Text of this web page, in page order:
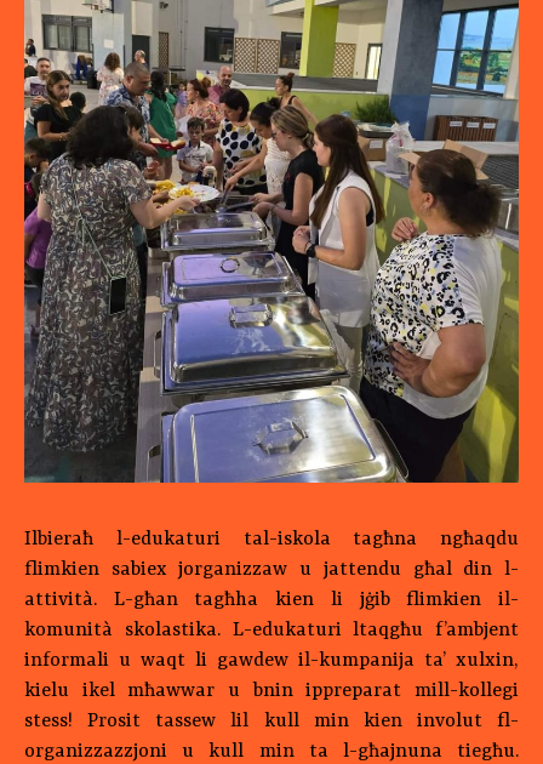
Ilbieraħ l-edukaturi tal-iskola tagħna ngħaqdu
flimkien sabiex jorganizzaw u jattendu għal din l-
attività. L-għan tagħha kien li jġib flimkien il-
komunità skolastika. L-edukaturi ltaqgħu f’ambjent
informali u waqt li gawdew il-kumpanija ta’ xulxin,
kielu ikel mħawwar u bnin ippreparat mill-kollegi
stess! Prosit tassew lil kull min kien involut fl-
organizzazzjoni u kull min ta l-għajnuna tiegħu.